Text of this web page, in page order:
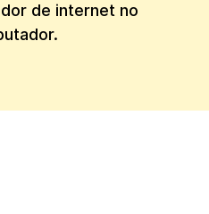
de internet no